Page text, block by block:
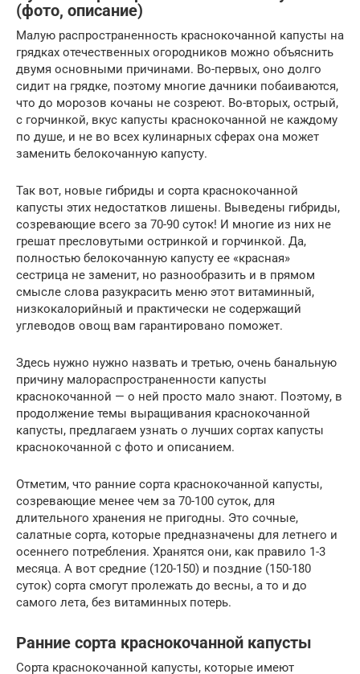
(фото, описание)
Малую распространенность краснокочанной капусты на
грядках отечественных огородников можно объяснить
двумя основными причинами. Во-первых, оно долго
сидит на грядке, поэтому многие дачники побаиваются,
что до морозов кочаны не созреют. Во-вторых, острый,
с горчинкой, вкус капусты краснокочанной не каждому
по душе, и не во всех кулинарных сферах она может
заменить белокочанную капусту.
Так вот, новые гибриды и сорта краснокочанной
капусты этих недостатков лишены. Выведены гибриды,
созревающие всего за 70-90 суток! И многие из них не
грешат пресловутыми остринкой и горчинкой. Да,
полностью белокочанную капусту ее «красная»
сестрица не заменит, но разнообразить и в прямом
смысле слова разукрасить меню этот витаминный,
низкокалорийный и практически не содержащий
углеводов овощ вам гарантировано поможет.
Здесь нужно нужно назвать и третью, очень банальную
причину малораспространенности капусты
краснокочанной — о ней просто мало знают. Поэтому, в
продолжение темы выращивания краснокочанной
капусты, предлагаем узнать о лучших сортах капусты
краснокочанной с фото и описанием.
Отметим, что ранние сорта краснокочанной капусты,
созревающие менее чем за 70-100 суток, для
длительного хранения не пригодны. Это сочные,
салатные сорта, которые предназначены для летнего и
осеннего потребления. Хранятся они, как правило 1-3
месяца. А вот средние (120-150) и поздние (150-180
суток) сорта смогут пролежать до весны, а то и до
самого лета, без витаминных потерь.
Ранние сорта краснокочанной капусты
Сорта краснокочанной капусты, которые имеют